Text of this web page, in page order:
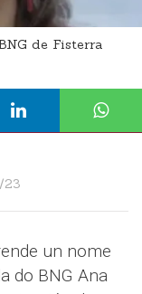
de Fisterra
23
un nome
do BNG Ana